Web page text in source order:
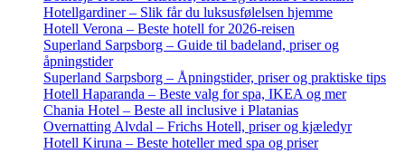
Hotellgardiner – Slik får du luksusfølelsen hjemme
Hotell Verona – Beste hotell for 2026-reisen
Superland Sarpsborg – Guide til badeland, priser og
åpningstider
Superland Sarpsborg – Åpningstider, priser og praktiske tips
Hotell Haparanda – Beste valg for spa, IKEA og mer
Chania Hotel – Beste all inclusive i Platanias
Overnatting Alvdal – Frichs Hotell, priser og kjæledyr
Hotell Kiruna – Beste hoteller med spa og priser